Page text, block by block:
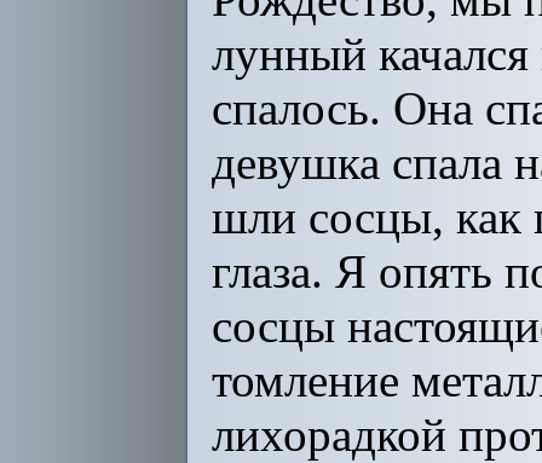
лунный
спалось. Она
девушка спала
шли сосцы, как
глаза. Я опять
сосцы
томление
лихорадкой